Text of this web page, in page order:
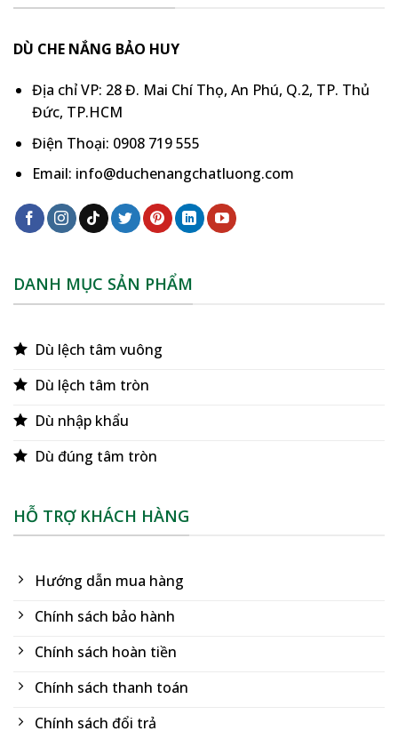
DÙ CHE NẮNG BẢO HUY
Địa chỉ VP: 28 Đ. Mai Chí Thọ, An Phú, Q.2, TP. Thủ
Đức, TP.HCM
Điện Thoại: 0908 719 555
Email: info@duchenangchatluong.com
DANH MỤC SẢN PHẨM
Dù lệch tâm vuông
Dù lệch tâm tròn
Dù nhập khẩu
Dù đúng tâm tròn
HỖ TRỢ KHÁCH HÀNG
Hướng dẫn mua hàng
Chính sách bảo hành
Chính sách hoàn tiền
Chính sách thanh toán
Chính sách đổi trả